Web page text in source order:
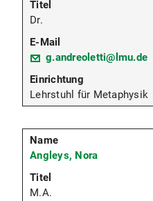
Dr.
g.andreoletti@lmu.de
Lehrstuhl für Metaphysik
Angleys, Nora
M.A.